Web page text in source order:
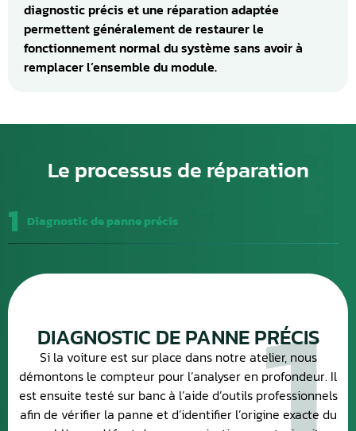
diagnostic précis et une réparation adaptée
permettent généralement de restaurer le
fonctionnement normal du système sans avoir à
remplacer l’ensemble du module.
Le processus de réparation
1 Diagnostic de panne précis
DIAGNOSTIC DE PANNE PRÉCIS
Si la voiture est sur place dans notre atelier, nous
démontons le compteur pour l’analyser en profondeur. Il
est ensuite testé sur banc à l’aide d’outils professionnels
afin de vérifier la panne et d’identifier l’origine exacte du